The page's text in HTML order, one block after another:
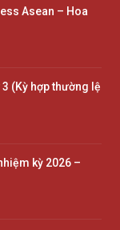
Asean – Hoa
(Kỳ hợp thường lệ
kỳ 2026 –